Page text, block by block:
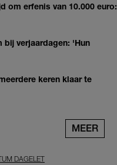
om erfenis van 10.000 euro:
verjaardagen: 'Hun
keren klaar te
MEER
DAGELET